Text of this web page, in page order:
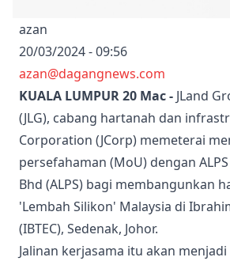
azan
20/03/2024 - 09:56
azan@dagangnews.com
KUALA LUMPUR 20 Mac - JLand
(JLG), cabang hartanah dan
Corporation (JCorp) memeterai
persefahaman (MoU) dengan
Bhd (ALPS) bagi membangunkan
'Lembah Silikon' Malaysia di
(IBTEC), Sedenak, Johor.
Jalinan kerjasama itu akan